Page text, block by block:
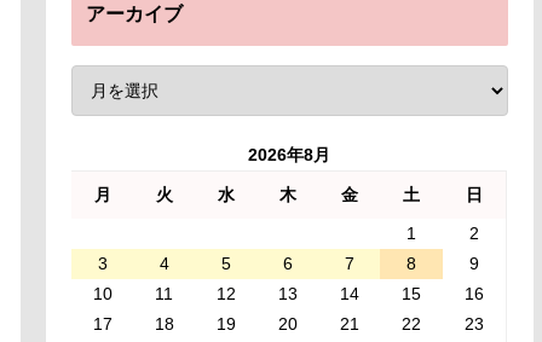
アーカイブ
2026年8月
月 火 水 木 金 土
日
1
2
3
4 5 6 7 8
9
10
11 12 13 14 15
16
17
18 19 20 21 22
23